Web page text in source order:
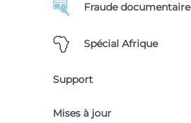
Fraude documentaire
Spécial Afrique
Support
Mises à jour